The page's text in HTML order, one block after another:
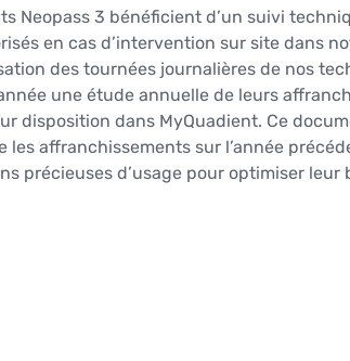
Neopass 3 bénéficient d’un suivi
en cas d’intervention sur site dans
des tournées journalières de nos
une étude annuelle de leurs
disposition dans MyQuadient. Ce
les affranchissements sur l’année
précieuses d’usage pour optimiser leur